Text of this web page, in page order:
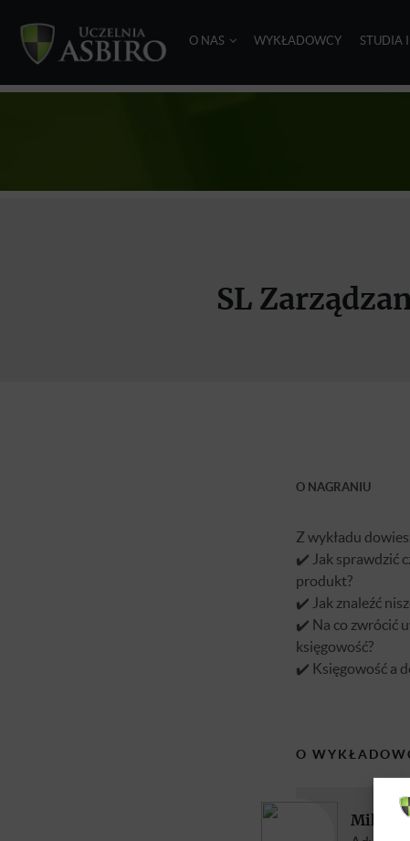
O NAS WYKŁADOWCY STUDIA
SL
O NAGRANIU
Z wykładu
✔️ Jak sprawdzić
produkt?
✔️ Jak znaleźć
✔️ Na co zwrócić
księgowość?
✔️ Księgowość a
O